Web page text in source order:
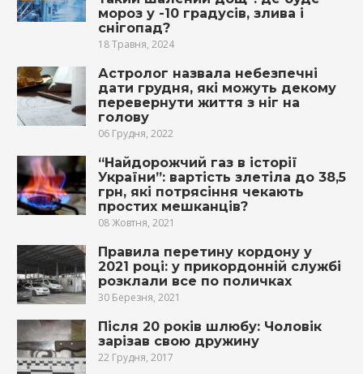
мороз у -10 градусів, злива і
снігопад?
18 Травня, 2024
Астролог назвала небезпечні
дати грудня, які можуть декому
перевернути життя з ніг на
голову
06 Грудня, 2022
“Найдорожчий газ в історії
України”: вартість злетіла до 38,5
грн, які потрясіння чекають
простих мешканців?
08 Жовтня, 2021
Правила перетину кордону у
2021 році: у прикордонній службі
розклали все по поличках
30 Березня, 2021
Після 20 років шлюбу: Чоловік
зарізав свою дружину
22 Грудня, 2017